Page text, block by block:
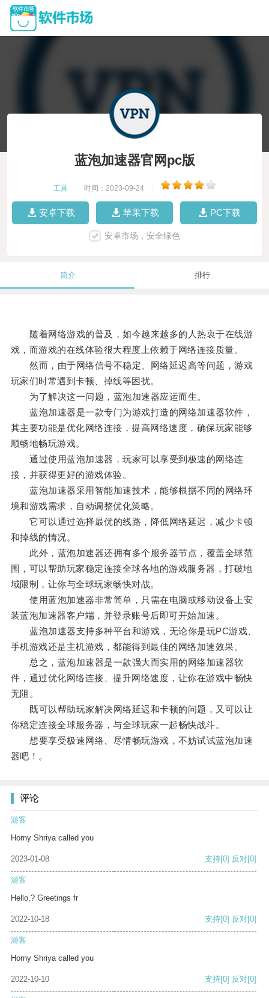
蓝泡加速器官网pc版
工具 时间：2023-09-24
安卓下载 苹果下载 PC下载
安卓市场，安全绿色
简介 排行
随着网络游戏的普及，如今越来越多的人热衷于在线游
戏，而游戏的在线体验很大程度上依赖于网络连接质量。
然而，由于网络信号不稳定、网络延迟高等问题，游戏
玩家们时常遇到卡顿、掉线等困扰。
为了解决这一问题，蓝泡加速器应运而生。
蓝泡加速器是一款专门为游戏打造的网络加速器软件，
其主要功能是优化网络连接，提高网络速度，确保玩家能够
顺畅地畅玩游戏。
通过使用蓝泡加速器，玩家可以享受到极速的网络连
接，并获得更好的游戏体验。
蓝泡加速器采用智能加速技术，能够根据不同的网络环
境和游戏需求，自动调整优化策略。
它可以通过选择最优的线路，降低网络延迟，减少卡顿
和掉线的情况。
此外，蓝泡加速器还拥有多个服务器节点，覆盖全球范
围，可以帮助玩家稳定连接全球各地的游戏服务器，打破地
域限制，让你与全球玩家畅快对战。
使用蓝泡加速器非常简单，只需在电脑或移动设备上安
装蓝泡加速器客户端，并登录账号后即可开始加速。
蓝泡加速器支持多种平台和游戏，无论你是玩PC游戏、
手机游戏还是主机游戏，都能得到最佳的网络加速效果。
总之，蓝泡加速器是一款强大而实用的网络加速器软
件，通过优化网络连接、提升网络速度，让你在游戏中畅快
无阻。
既可以帮助玩家解决网络延迟和卡顿的问题，又可以让
你稳定连接全球服务器，与全球玩家一起畅快战斗。
想要享受极速网络、尽情畅玩游戏，不妨试试蓝泡加速
器吧！。
评论
游客
Horny Shriya called you
2023-01-08 支持[0] 反对[0]
游客
Hello,? Greetings fr
2022-10-18 支持[0] 反对[0]
游客
Horny Shriya called you
2022-10-10 支持[0] 反对[0]